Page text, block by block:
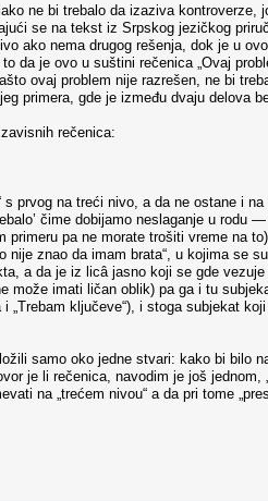
ne bi trebalo da izaziva
se na tekst iz Srpskog jezičkog
ako nema drugog rešenja, dok je u
da je ovo u suštini rečenica „Ovaj
ovaj problem nije razrešen, ne bi
primera, gde je između dvaju delova
rečenica:
prvog na treći nivo, a da ne ostane i
čime dobijamo neslaganje u
pa ne morate trošiti vreme na
znao da imam brata“, u kojima se
a da je iz licâ jasno koji se gde
može imati ličan oblik) pa ga i tu
„Trebam ključeve“), i stoga subjekat
samo oko jedne stvari: kako bi bilo
je li rečenica, navodim je još
na „trećem nivou“ a da pri tome